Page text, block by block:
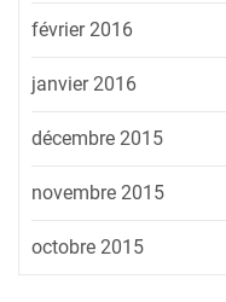
février 2016
janvier 2016
décembre 2015
novembre 2015
octobre 2015